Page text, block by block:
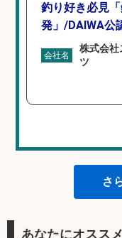
釣り好き必見
発」/DAIWA公
会社名
株式会社
ツ
さ
あなたにオススメ